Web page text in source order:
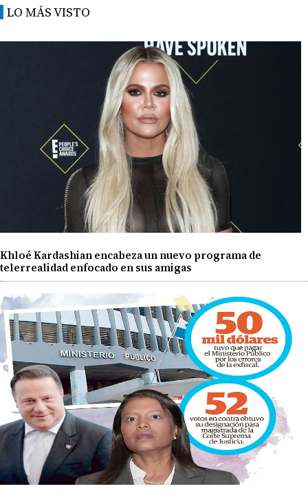
LO MÁS VISTO
Khloé Kardashian encabeza un nuevo programa de
telerrealidad enfocado en sus amigas